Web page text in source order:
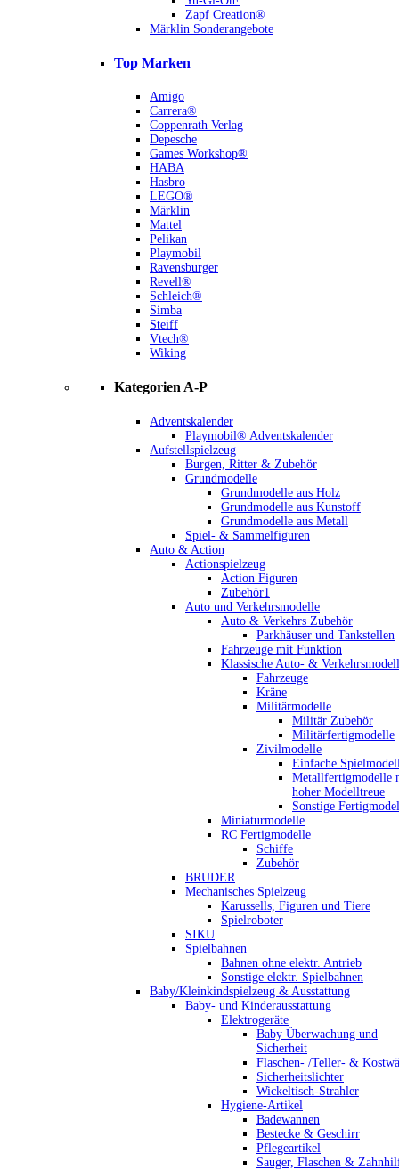
Zapf Creation®
Märklin Sonderangebote
Top Marken
Amigo
Carrera®
Coppenrath Verlag
Depesche
Games Workshop®
HABA
Hasbro
LEGO®
Märklin
Mattel
Pelikan
Playmobil
Ravensburger
Revell®
Schleich®
Simba
Steiff
Vtech®
Wiking
Kategorien A-P
Adventskalender
Playmobil® Adventskalender
Aufstellspielzeug
Burgen, Ritter & Zubehör
Grundmodelle
Grundmodelle aus Holz
Grundmodelle aus Kunstoff
Grundmodelle aus Metall
Spiel- & Sammelfiguren
Auto & Action
Actionspielzeug
Action Figuren
Zubehör1
Auto und Verkehrsmodelle
Auto & Verkehrs Zubehör
Parkhäuser und Tankstellen
Fahrzeuge mit Funktion
Klassische Auto- &
Fahrzeuge
Kräne
Militärmodelle
Militär Zubehör
Militärfertigmodelle
Zivilmodelle
Einfache
Metallfertigmodelle
hoher Modelltreue
Sonstige
Miniaturmodelle
RC Fertigmodelle
Schiffe
Zubehör
BRUDER
Mechanisches Spielzeug
Karussells, Figuren und Tiere
Spielroboter
SIKU
Spielbahnen
Bahnen ohne elektr. Antrieb
Sonstige elektr. Spielbahnen
Baby/Kleinkindspielzeug & Ausstattung
Baby- und Kinderausstattung
Elektrogeräte
Baby Überwachung und
Sicherheit
Flaschen- /Teller- &
Sicherheitslichter
Wickeltisch-Strahler
Hygiene-Artikel
Badewannen
Bestecke & Geschirr
Pflegeartikel
Sauger, Flaschen &